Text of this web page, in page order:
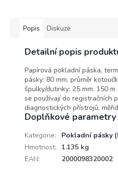
Popis Diskuze
Detailní popis
Papírová pokladní páska,
pásky: 80 mm, průměr
špulky/dutinky: 25 mm. 150
se používají do registračních
diagnostických přístrojů,
Doplňkové parametry
Kategorie:
Pokladní pásky
Hmotnost:
1.135 kg
EAN: 2000098320002